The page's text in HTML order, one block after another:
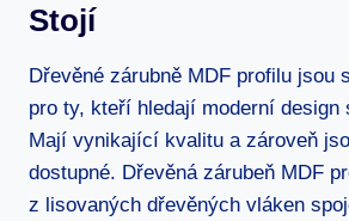
Stojí
Dřevěné zárubně MDF profilu jsou
pro ty, kteří hledají moderní design
Mají vynikající kvalitu a zároveň
dostupné. Dřevěná zárubeň MDF
z lisovaných dřevěných vláken